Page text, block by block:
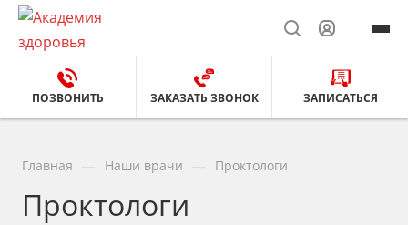
ПОЗВОНИТЬ ЗАКАЗАТЬ ЗВОНОК ЗАПИСАТЬСЯ
Главная Наши врачи Проктологи
Проктологи